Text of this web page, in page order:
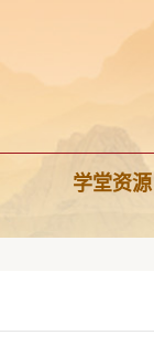
学堂资源